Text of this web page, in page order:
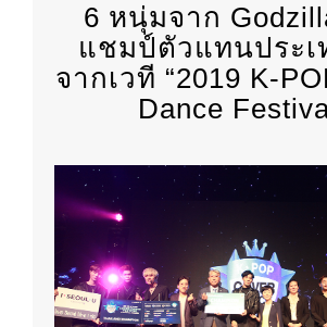
6 หนุ่มจาก
แชมป์ตัวแทนประเ
จากเวที “2019 K-
Dance